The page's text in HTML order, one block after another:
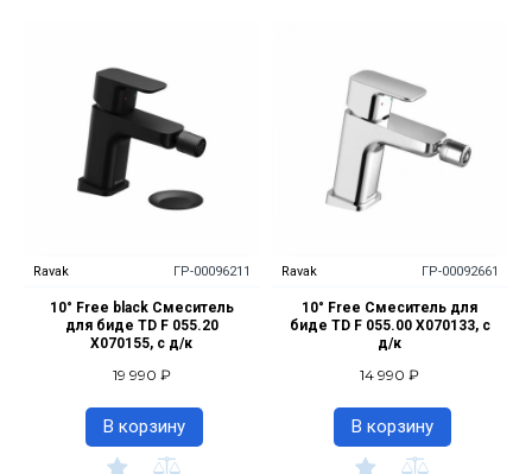
Ravak ГР-00096211
10° Free black Смеситель
для биде TD F 055.20
X070155, с д/к
19 990 ₽
В корзину
Ravak ГР-00092661
10° Free Смеситель для
биде TD F 055.00 X070133, с
д/к
14 990 ₽
В корзину